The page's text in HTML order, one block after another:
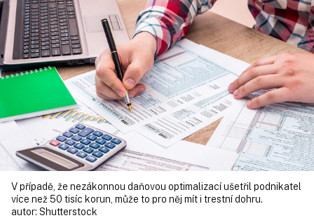
V případě, že nezákonnou daňovou optimalizací ušetřil podnikatel
více než 50 tisíc korun, může to pro něj mít i trestní dohru.
autor: Shutterstock